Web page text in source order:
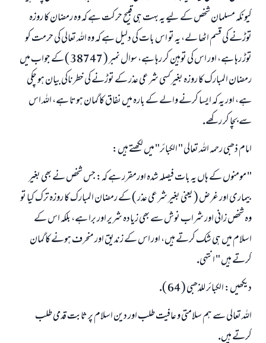
كيونكہ مسلمان شخص كے ليے يہ بہت ہى قبيح حركت ہے كہ وہ رمضان كا روزہ
توڑنے كى قسم اٹھا لے، يہ تو اس بات كى دليل ہے كہ وہ اللہ تعالى كى حرمت كو
توڑ رہا ہے، اور اس كى توہين كر رہا ہے، سوال نمبر ( 38747 ) كے جواب ميں
رمضان المبارك كا روزہ بغير كسى شرعى عذر كے توڑنے كى خطرناكى بيان ہو چكى
ہے، اور يہ كہ ايسا كرنے والے كے بارہ ميں نفاق كا گمان ہوتا ہے، اللہ اس
سے بچا كر ركھے.
امام ذھبى رحمہ اللہ تعالى " الكبائر" ميں لكھتے ہيں:
" مومنوں كے ہاں يہ بات فيصلہ شدہ اورمقرر ہے كہ: جس شخص نے بھى بغير
بيمارى اور غرض ( يعنى بغير شرعى عذر ) كے رمضان المبارك كا روزہ ترك كيا تو
وہ شخص زانى اور شراب نوش سے بھى زيادہ شرير اور برا ہے، بلكہ اس كے
اسلام ميں ہى شك كرتے ہيں، اور اس كے زنديق اور منحرف ہونے كا گمان
كرتے ہيں " انتہى.
ديكھيں: الكبائر للذھبى ( 64 ).
اللہ تعالى سے ہم سلامتى و عافيت طلب اور دين اسلام پر ثابت قدمى طلب
كرتے ہيں.
ابھی تعاون کریں